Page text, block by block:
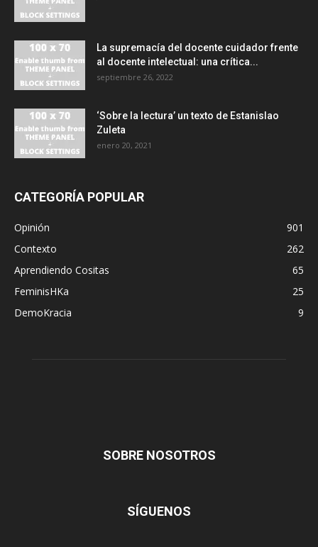
La supremacía del docente cuidador frente
al docente intelectual: una crítica...
septiembre 26, 2022
‘Sobre la lectura’ un texto de Estanislao
Zuleta
enero 20, 2021
CATEGORÍA POPULAR
Opinión
901
Contexto
262
Aprendiendo Cositas
65
FeminisHKa
25
DemoKracia
9
SOBRE NOSOTROS
SÍGUENOS